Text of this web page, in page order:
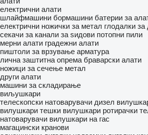
електрични алати
шлайфмашини бормашини батерии за
електрични ножички за метал глодалки за
секачи за канали за ѕидови потопни пили
мерни алати градежни алати
пиштоли за врзување арматура
лична заштитна опрема браварски алати
ножици за сечење метал
други алати
машини за складирање
виљушкари
телескопски натоварувачи дизел
вилушкари тешки вилушкари ротирачки
натоварувачи вилушкари на гас
магацински кранови